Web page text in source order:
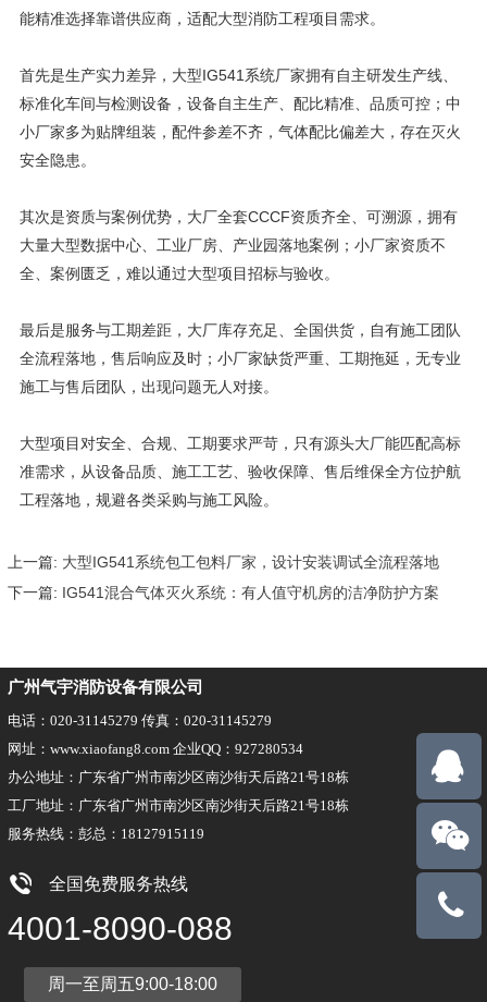
能精准选择靠谱供应商，适配大型消防工程项目需求。
首先是生产实力差异，大型IG541系统厂家拥有自主研发生产线、
标准化车间与检测设备，设备自主生产、配比精准、品质可控；中
小厂家多为贴牌组装，配件参差不齐，气体配比偏差大，存在灭火
安全隐患。
其次是资质与案例优势，大厂全套CCCF资质齐全、可溯源，拥有
大量大型数据中心、工业厂房、产业园落地案例；小厂家资质不
全、案例匮乏，难以通过大型项目招标与验收。
最后是服务与工期差距，大厂库存充足、全国供货，自有施工团队
全流程落地，售后响应及时；小厂家缺货严重、工期拖延，无专业
施工与售后团队，出现问题无人对接。
大型项目对安全、合规、工期要求严苛，只有源头大厂能匹配高标
准需求，从设备品质、施工工艺、验收保障、售后维保全方位护航
工程落地，规避各类采购与施工风险。
上一篇: 大型IG541系统包工包料厂家，设计安装调试全流程落地
下一篇: IG541混合气体灭火系统：有人值守机房的洁净防护方案
广州气宇消防设备有限公司
电话：020-31145279 传真：020-31145279
网址：www.xiaofang8.com 企业QQ：927280534
办公地址：广东省广州市南沙区南沙街天后路21号18栋
工厂地址：广东省广州市南沙区南沙街天后路21号18栋
服务热线：彭总：18127915119
全国免费服务热线
4001-8090-088
周一至周五9:00-18:00